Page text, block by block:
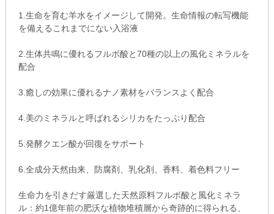
1.生命を育む羊水をイメージして開発。生命情報の転写機能
を備えるこれまでにない入浴液
2.生体共鳴に優れるフルボ酸と70種の以上の風化ミネラルを
配合
3.癒しの効果に優れるナノ素材をバランスよく配合
4.美のミネラルと呼ばれるシリカをたっぷり配合
5.発酵クエン酸が回復をサポート
6.全成分天然由来、防腐剤、乳化剤、香料、着色料フリー
生命力を引きだす厳選した天然原料フルボ酸と風化ミネラ
ル：約1億年前の肥沃な植物堆積層から奇跡的に得られる、